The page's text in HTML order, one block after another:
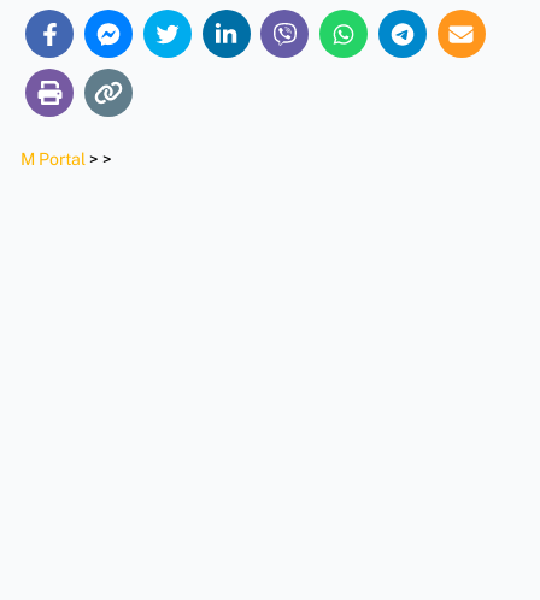
M Portal > >